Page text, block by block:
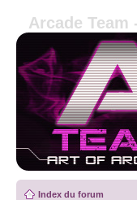
Arcade
Index du forum